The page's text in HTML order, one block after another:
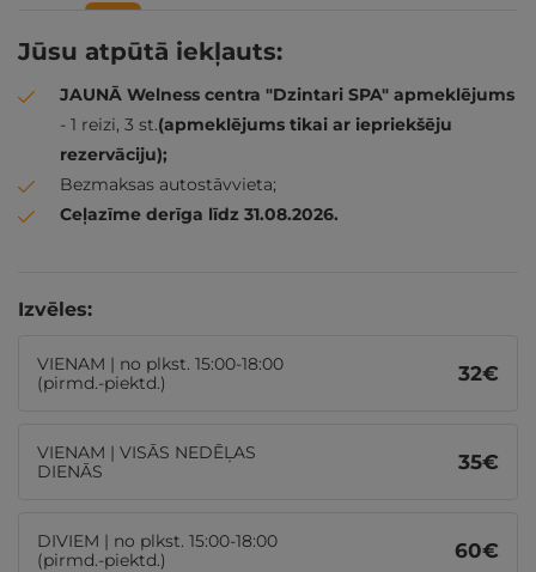
Jūsu atpūtā iekļauts:
JAUNĀ Welness centra "Dzintari SPA" apmeklējums
- 1 reizi, 3 st.(apmeklējums tikai ar iepriekšēju
rezervāciju);
Bezmaksas autostāvvieta;
Ceļazīme derīga līdz 31.08.2026.
Izvēles:
VIENAM | no plkst. 15:00-18:00
(pirmd.-piektd.)
32€
VIENAM | VISĀS NEDĒĻAS
DIENĀS
35€
DIVIEM | no plkst. 15:00-18:00
(pirmd.-piektd.)
60€